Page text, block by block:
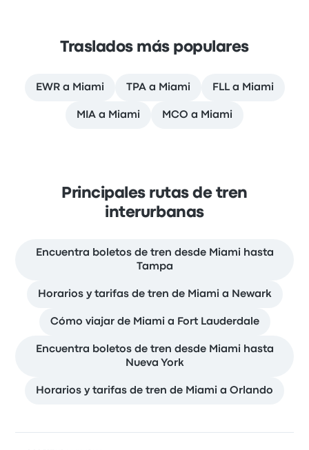
Traslados más populares
EWR a Miami TPA a Miami FLL a Miami
MIA a Miami MCO a Miami
Principales rutas de tren
interurbanas
Encuentra boletos de tren desde Miami hasta
Tampa
Horarios y tarifas de tren de Miami a Newark
Cómo viajar de Miami a Fort Lauderdale
Encuentra boletos de tren desde Miami hasta
Nueva York
Horarios y tarifas de tren de Miami a Orlando